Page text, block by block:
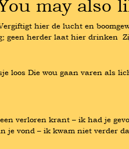
may also
hier de lucht en
geen herder laat hier drinken
loos Die wou gaan varen als
verloren krant – ik had je
je vond – ik kwam niet verder